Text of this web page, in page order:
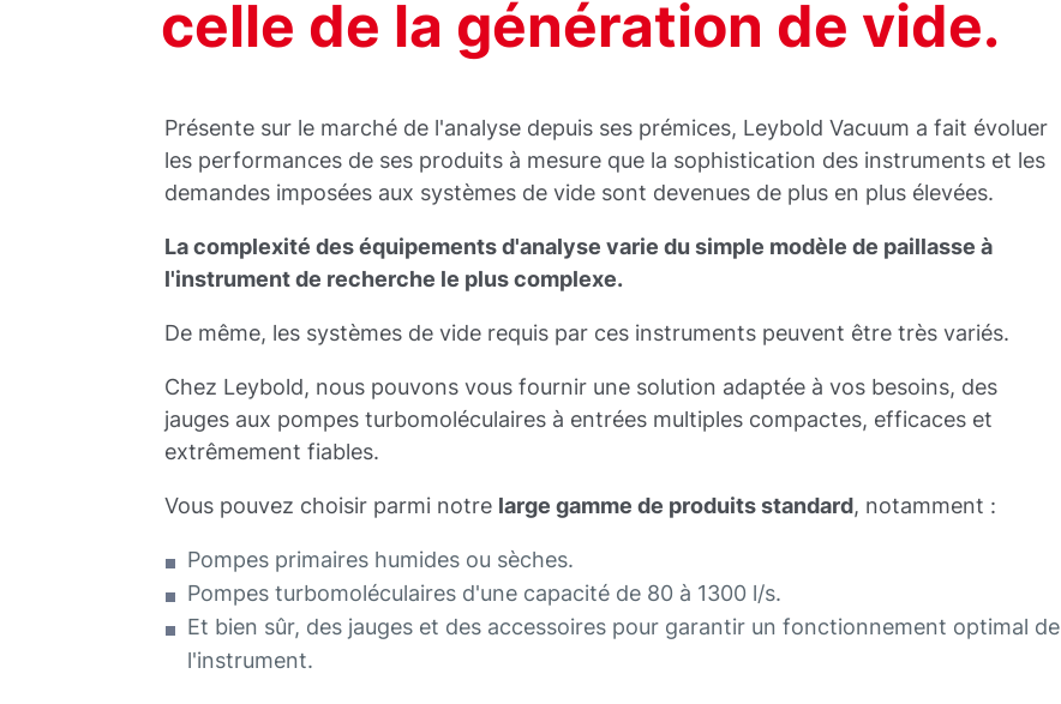
celle de la génération de vide.
Présente sur le marché de l'analyse depuis ses prémices, Leybold Vacuum a fait évoluer
les performances de ses produits à mesure que la sophistication des instruments et les
demandes imposées aux systèmes de vide sont devenues de plus en plus élevées.
La complexité des équipements d'analyse varie du simple modèle de paillasse à
l'instrument de recherche le plus complexe.
De même, les systèmes de vide requis par ces instruments peuvent être très variés.
Chez Leybold, nous pouvons vous fournir une solution adaptée à vos besoins, des
jauges aux pompes turbomoléculaires à entrées multiples compactes, efficaces et
extrêmement fiables.
Vous pouvez choisir parmi notre large gamme de produits standard, notamment :
Pompes primaires humides ou sèches.
Pompes turbomoléculaires d'une capacité de 80 à 1300 l/s.
Et bien sûr, des jauges et des accessoires pour garantir un fonctionnement optimal de
l'instrument.